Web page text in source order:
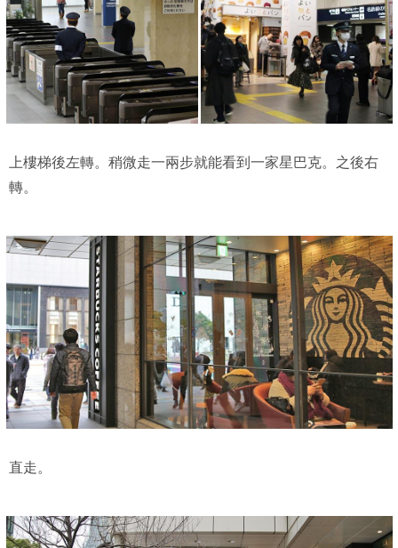
上樓梯後左轉。稍微走一兩步就能看到一家星巴克。之後右
轉。
直走。